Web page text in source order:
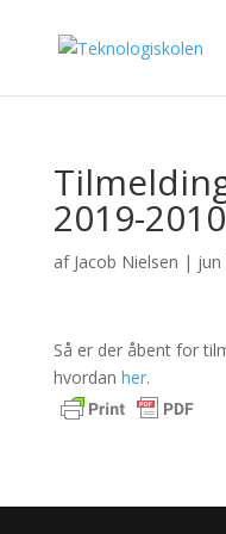
2019-2010
af Jacob Nielsen | jun
Så er der åbent for
hvordan her.